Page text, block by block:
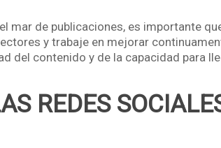
mar de publicaciones, es importante
y trabaje en mejorar
del contenido y de la capacidad para
REDES